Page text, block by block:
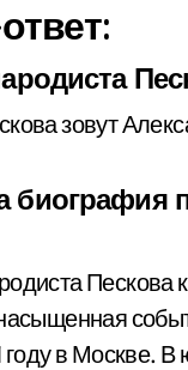
зовут
биография
Пескова
году в Москве. В